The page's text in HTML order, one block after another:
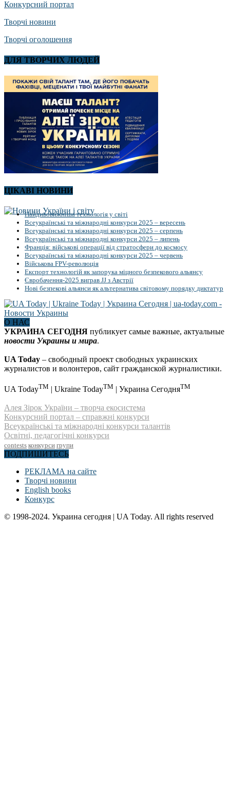
Конкурсний портал
Творчі новини
Творчі оголошення
ДЛЯ ТВОРЧИХ ЛЮДЕЙ
ЦІКАВІ НОВИНИ
Найдивовижніша технологія у світі
Всеукраїнські та міжнародні конкурси 2025 – вересень
Всеукраїнські та міжнародні конкурси 2025 – серпень
Всеукраїнські та міжнародні конкурси 2025 – липень
Франція: військові операції від стратосфери до космосу
Всеукраїнські та міжнародні конкурси 2025 – червень
Військова FPV-революція
Експорт технологій як запорука міцного безпекового альянсу
Євробачення-2025 виграв JJ з Австрії
Нові безпекові альянси як альтернатива світовому порядку диктатур
О НАС
УКРАИНА СЕГОДНЯ публикует самые важные, актуальные
новости Украины и мира.
UA Today – свободный проект свободных украинских
журналистов и волонтеров, сайт гражданской журналистики.
UA TodayTM | Ukraine TodayTM | Украина СегодняTM
Алея Зірок України – творча екосистема
Конкурсний портал – справжні конкурси
Всеукраїнські та міжнародні конкурси талантів
Освітні, педагогічні конкурси
contests конкурси групи
ПОДПИШИТЕСЬ
РЕКЛАМА на сайте
Творчі новини
English books
Конкурс
© 1998-2024. Украина сегодня | UA Today. All rights reserved